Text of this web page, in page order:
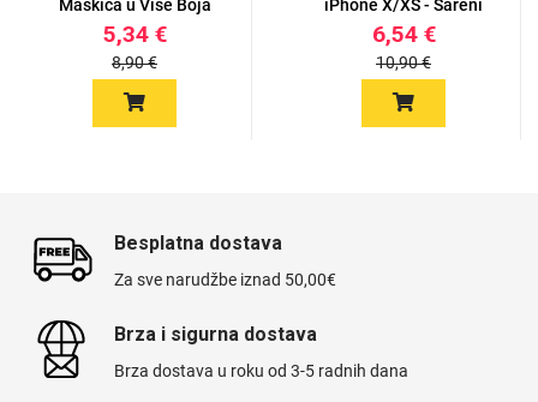
Maskica u Više Boja
za...
5,34 €
8,90 €
iPhone X/XS - Šareni
mot...
6,54 €
10,90 €
Besplatna dostava
Za sve narudžbe iznad 50,00€
Brza i sigurna dostava
Brza dostava u roku od 3-5 radnih dana